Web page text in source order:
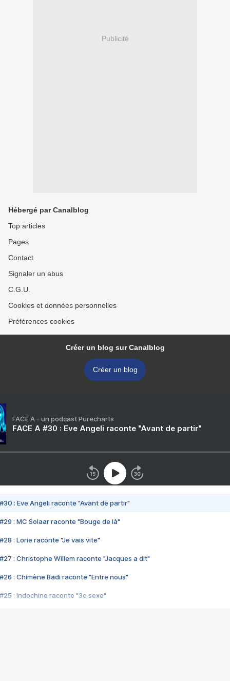
Publicité
Hébergé par Canalblog
Top articles
Pages
Contact
Signaler un abus
C.G.U.
Cookies et données personnelles
Préférences cookies
Créer un blog sur Canalblog
Créer un blog
FACE A - un podcast Purecharts
FACE A #30 : Eve Angeli raconte "Avant de partir"
#30 : Eve Angeli raconte "Avant de partir"
#29 : MC Solaar raconte "Bouge de là"
#28 : Lorie raconte "Je vais vite"
#27 : Christophe Willem raconte "Jacques a dit"
#26 : Chimène Badi raconte "Entre nous"
#25 : Indochine raconte "3e sexe"